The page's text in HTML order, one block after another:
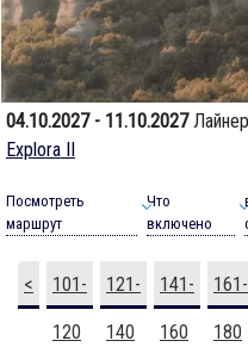
04.10.2027 - 11.10.2027
Explora II
Посмотреть
маршрут
Что
включено
< 101-
120
121-
140
141-
160
161-
180